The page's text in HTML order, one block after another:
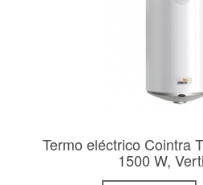
Termo eléctrico Cointra
1500 W,